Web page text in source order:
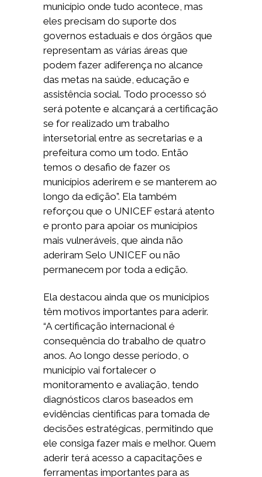
município onde tudo acontece, mas
eles precisam do suporte dos
governos estaduais e dos órgãos que
representam as várias áreas que
podem fazer adiferença no alcance
das metas na saúde, educação e
assistência social. Todo processo só
será potente e alcançará a certificação
se for realizado um trabalho
intersetorial entre as secretarias e a
prefeitura como um todo. Então
temos o desafio de fazer os
municípios aderirem e se manterem ao
longo da edição”. Ela também
reforçou que o UNICEF estará atento
e pronto para apoiar os municípios
mais vulneráveis, que ainda não
aderiram Selo UNICEF ou não
permanecem por toda a edição.
Ela destacou ainda que os municipios
têm motivos importantes para aderir.
“A certificação internacional é
consequência do trabalho de quatro
anos. Ao longo desse período, o
município vai fortalecer o
monitoramento e avaliação, tendo
diagnósticos claros baseados em
evidências cientificas para tomada de
decisões estratégicas, permitindo que
ele consiga fazer mais e melhor. Quem
aderir terá acesso a capacitações e
ferramentas importantes para as